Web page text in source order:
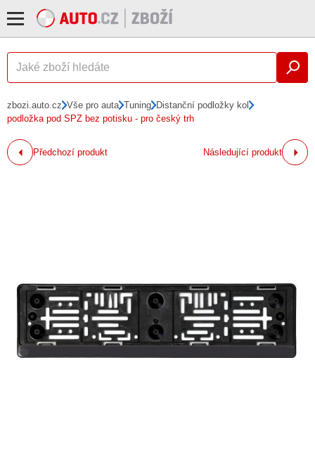
zbozi.auto.cz Vše pro auta Tuning Distanční podložky kol
podložka pod SPZ bez potisku - pro český trh
Předchozí produkt Následující produkt